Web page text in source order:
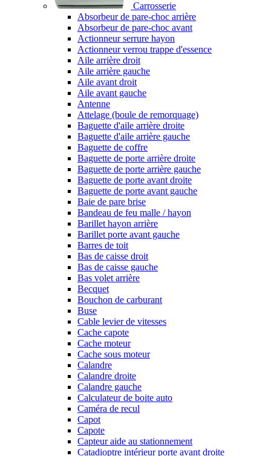
Carrosserie
Absorbeur de pare-choc arrière
Absorbeur de pare-choc avant
Actionneur serrure hayon
Actionneur verrou trappe d'essence
Aile arrière droit
Aile arrière gauche
Aile avant droit
Aile avant gauche
Antenne
Attelage (boule de remorquage)
Baguette d'aile arrière droite
Baguette d'aile arrière gauche
Baguette de coffre
Baguette de porte arrière droite
Baguette de porte arrière gauche
Baguette de porte avant droite
Baguette de porte avant gauche
Baie de pare brise
Bandeau de feu malle / hayon
Barillet hayon arrière
Barillet porte avant gauche
Barres de toit
Bas de caisse droit
Bas de caisse gauche
Bas volet arrière
Becquet
Bouchon de carburant
Buse
Cable levier de vitesses
Cache capote
Cache moteur
Cache sous moteur
Calandre
Calandre droite
Calandre gauche
Calculateur de boite auto
Caméra de recul
Capot
Capote
Capteur aide au stationnement
Catadioptre intérieur porte avant droite